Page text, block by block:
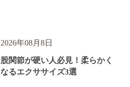
2026年08月8日
股関節が硬い人必見！柔らかく
なるエクササイズ3選